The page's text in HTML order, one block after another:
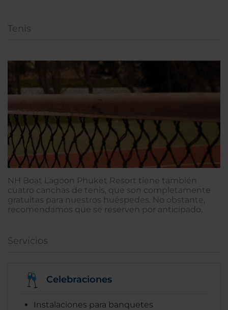
Tenis
NH Boat Lagoon Phuket Resort tiene también
cuatro canchas de tenis, que son completamente
gratuitas para nuestros huéspedes. No obstante,
recomendamos que se reserven por anticipado.
Servicios
Celebraciones
Instalaciones para banquetes